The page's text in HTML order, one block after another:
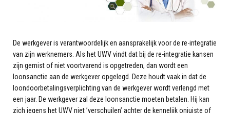
De werkgever is verantwoordelijk en aansprakelijk voor de re-integratie
van zijn werknemers. Als het UWV vindt dat bij de re-integratie kansen
zijn gemist of niet voortvarend is opgetreden, dan wordt een
loonsanctie aan de werkgever opgelegd. Deze houdt vaak in dat de
loondoorbetalingsverplichting van de werkgever wordt verlengd met
een jaar. De werkgever zal deze loonsanctie moeten betalen. Hij kan
zich jegens het UWV niet ’verschuilen’ achter de kennelijk onjuiste of